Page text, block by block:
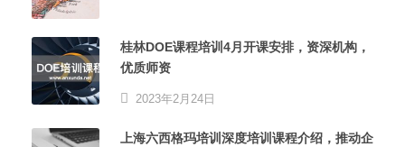
桂林DOE课程培训4月开课安排，资深机构，
优质师资
2023年2月24日
上海六西格玛培训深度培训课程介绍，推动企